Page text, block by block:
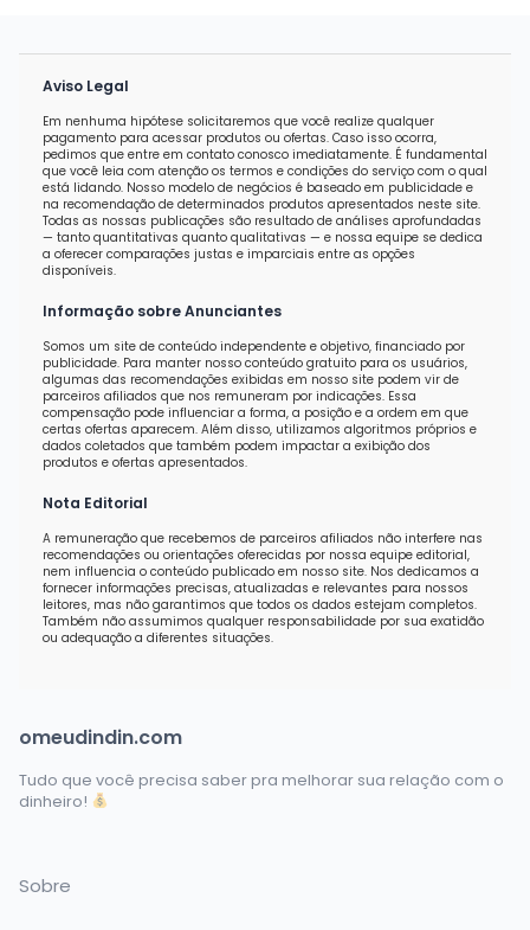
Aviso Legal
Em nenhuma hipótese solicitaremos que você realize qualquer
pagamento para acessar produtos ou ofertas. Caso isso ocorra,
pedimos que entre em contato conosco imediatamente. É fundamental
que você leia com atenção os termos e condições do serviço com o qual
está lidando. Nosso modelo de negócios é baseado em publicidade e
na recomendação de determinados produtos apresentados neste site.
Todas as nossas publicações são resultado de análises aprofundadas
— tanto quantitativas quanto qualitativas — e nossa equipe se dedica
a oferecer comparações justas e imparciais entre as opções
disponíveis.
Informação sobre Anunciantes
Somos um site de conteúdo independente e objetivo, financiado por
publicidade. Para manter nosso conteúdo gratuito para os usuários,
algumas das recomendações exibidas em nosso site podem vir de
parceiros afiliados que nos remuneram por indicações. Essa
compensação pode influenciar a forma, a posição e a ordem em que
certas ofertas aparecem. Além disso, utilizamos algoritmos próprios e
dados coletados que também podem impactar a exibição dos
produtos e ofertas apresentados.
Nota Editorial
A remuneração que recebemos de parceiros afiliados não interfere nas
recomendações ou orientações oferecidas por nossa equipe editorial,
nem influencia o conteúdo publicado em nosso site. Nos dedicamos a
fornecer informações precisas, atualizadas e relevantes para nossos
leitores, mas não garantimos que todos os dados estejam completos.
Também não assumimos qualquer responsabilidade por sua exatidão
ou adequação a diferentes situações.
omeudindin.com
Tudo que você precisa saber pra melhorar sua relação com o
dinheiro!
Sobre